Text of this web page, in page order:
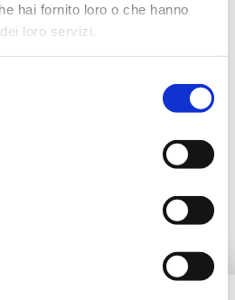
hai fornito loro o che hanno
loro servizi.